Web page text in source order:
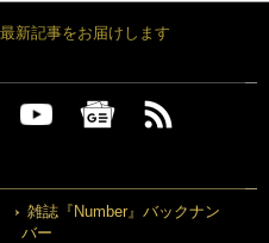
新記事をお届けします
雑誌『Number』バックナン
バー